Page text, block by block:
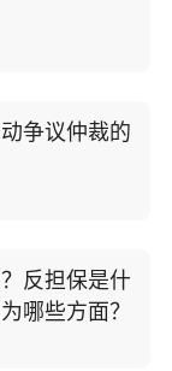
争议仲裁的
反担保是什
哪些方面？